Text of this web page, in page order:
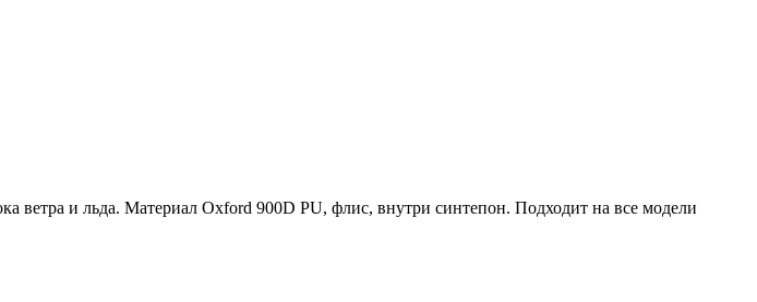
ветра и льда. Материал Oxford 900D PU, флис, внутри синтепон. Подходит на все модели